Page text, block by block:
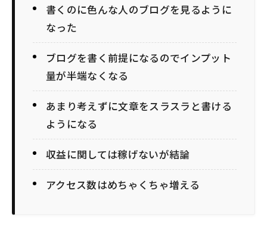
書くのに色んな人のブログを見るように
なった
ブログを書く前提になるのでインプット
量が半端なくなる
あまり考えずに文章をスラスラと書ける
ようになる
収益に関しては稼げないが結論
アクセス数はめちゃくちゃ増える